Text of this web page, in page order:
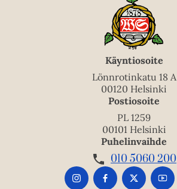
Käyntiosoite
Lönnrotinkatu 18 A
00120 Helsinki
Postiosoite
PL 1259
00101 Helsinki
Puhelinvaihde
010 5060 200